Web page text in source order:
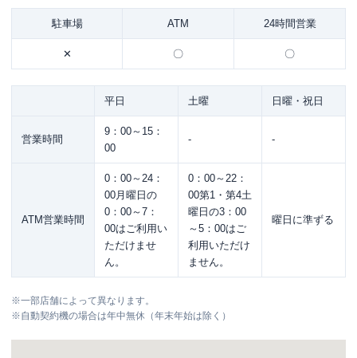
駐車場 ATM 24時間営業
✕ 〇 〇
平日 土曜 日曜・祝日
営業時間
9：00～15：
00
- -
ATM営業時間
0：00～24：
00月曜日の
0：00～7：
00はご利用い
ただけませ
ん。
0：00～22：
00第1・第4土
曜日の3：00
～5：00はご
利用いただけ
ません。
曜日に準ずる
※一部店舗によって異なります。
※自動契約機の場合は年中無休（年末年始は除く）